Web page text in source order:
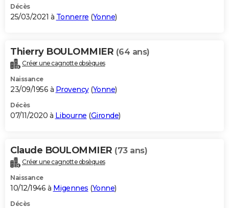
Décès
25/03/2021 à Tonnerre (Yonne)
Thierry BOULOMMIER (64 ans)
Créer une cagnotte obsèques
Naissance
23/09/1956 à Provency(Yonne)
Décès
07/11/2020 à Libourne (Gironde)
Claude BOULOMMIER (73 ans)
Créer une cagnotte obsèques
Naissance
10/12/1946 à Migennes (Yonne)
Décès